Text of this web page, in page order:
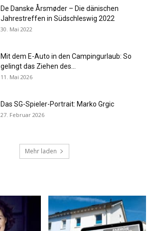
De Danske Årsmøder – Die dänischen
Jahrestreffen in Südschleswig 2022
30. Mai 2022
Mit dem E-Auto in den Campingurlaub: So
gelingt das Ziehen des...
11. Mai 2026
Das SG-Spieler-Portrait: Marko Grgic
27. Februar 2026
Mehr laden